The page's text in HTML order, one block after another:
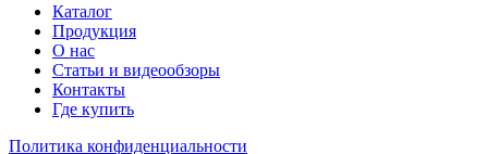
Каталог
Продукция
О нас
Статьи и видеообзоры
Контакты
Где купить
Политика конфиденциальности